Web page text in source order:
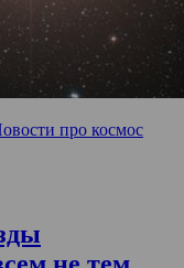
про космос